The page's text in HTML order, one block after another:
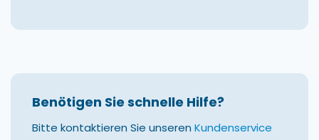
Benötigen Sie schnelle Hilfe?
Bitte kontaktieren Sie unseren Kundenservice